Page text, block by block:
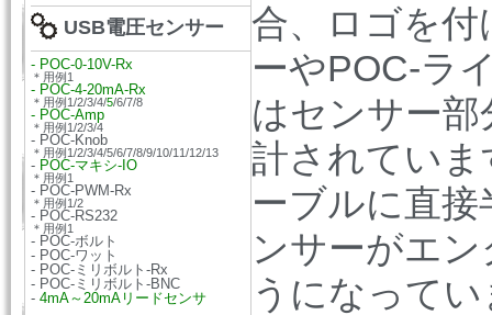
USB電圧センサー
- POC-0-10V-Rx
＊用例1
- POC-4-20mA-Rx
＊用例1/2/3/4/5/6/7/8
- POC-Amp
＊用例1/2/3/4
- POC-Knob
＊用例1/2/3/4/5/6/7/8/9/10/11/12/13
- POC-マキシ-IO
＊用例1
- POC-PWM-Rx
＊用例1/2
- POC-RS232
＊用例1
- POC-ボルト
- POC-ワット
- POC-ミリボルト-Rx
- POC-ミリボルト-BNC
- 4mA～20mAリードセンサ
合、ロゴを
ーやPOC-ラ
はセンサー
計されてい
ーブルに直
ンサーがエ
うになって